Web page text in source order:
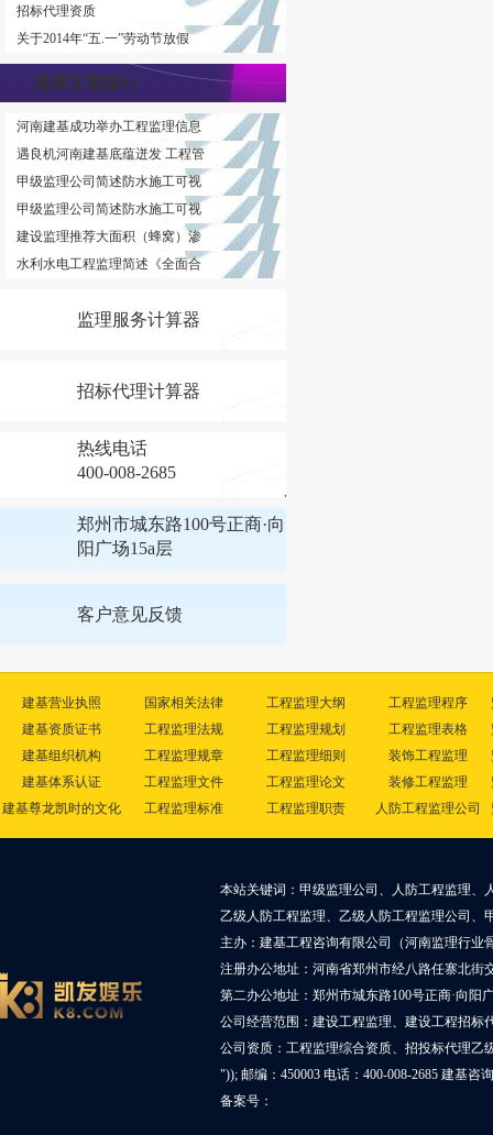
招标代理资质
关于2014年“五.一”劳动节放假
推荐文章排行
河南建基成功举办工程监理信息
遇良机河南建基底蕴迸发 工程管
甲级监理公司简述防水施工可视
甲级监理公司简述防水施工可视
建设监理推荐大面积（蜂窝）渗
水利水电工程监理简述《全面合
监理服务计算器
招标代理计算器
热线电话
400-008-2685
郑州市城东路100号正商·向
阳广场15a层
客户意见反馈
建基营业执照
建基资质证书
建基组织机构
建基体系认证
建基尊龙凯时的文化
国家相关法律
工程监理法规
工程监理规章
工程监理文件
工程监理标准
工程监理大纲
工程监理规划
工程监理细则
工程监理论文
工程监理职责
工程监理程序
工程监理表格
装饰工程监理
装修工程监理
人防工程监理公司
本站关键词：甲级监理公司、人防工程监理、
乙级人防工程监理、乙级人防工程监理公司、
主办：建基工程咨询有限公司（河南监理行业
注册办公地址：河南省郑州市经八路任寨北街
第二办公地址：郑州市城东路100号正商·向阳
公司经营范围：建设工程监理、建设工程招标
公司资质：工程监理综合资质、招投标代理乙
")); 邮编：450003 电话：400-008-2685 建基咨
备案号：